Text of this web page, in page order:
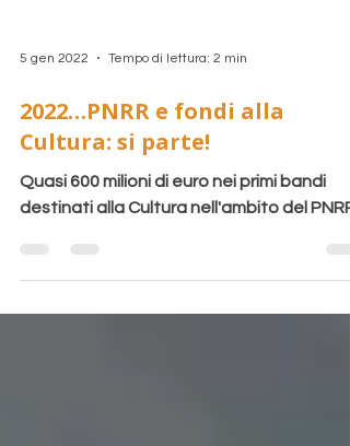
5 gen 2022 Tempo di lettura: 2 min
2022…PNRR e fondi alla
Cultura: si parte!
Quasi 600 milioni di euro nei primi bandi